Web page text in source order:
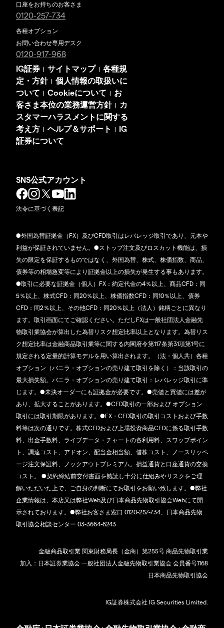
口座をお持ちのお客さま
0120-257-734
各種オプション
お問い合わせ専用デスク
0120-917-968
IG証券 | サイトマップ | 各種規
定・方針| 個人情報の取扱いに
ついて | Cookieについて | お
客さま本位の業務運営方針|
カ
スタマーハラスメントに関する
考え方 | ヘルプ＆サポート | IG
証券について
SNS公式アカウント
法令に基づく表記
●外国為替証拠金（FX）及びCFD取引はレバレッジ取引であり、元本や
利益が保証されていません。●ストップ注文及びロスカット機能は、損
失の限定を保証するものではなく、外国為替、株式、株価指数、商品、
債券等の相場急変等により証拠金以上の損失が発生する事もあります。
●取引に必要な証拠金（個人）FX：約定代金の4％以上、商品CFD：同
5％以上、株式CFD：同20％以上、株価指数CFD：同10％以上、債券
CFD：同2％以上、その他CFD：同20％以上（法人）銘柄ごとに異なり
ます。取引画面にてご確認ください。ただしFXは一般社団法人金融先
物取引業協会が算出した為替リスク想定比率以上となります。為替リス
ク想定比率は金融商品取引業等に関する内閣府令第117条第31項第1号に
規定される定量的計算モデルを用い算出されます。（法・個人共）各種
オプション（バニラ・オプションの売り建て取引を除く）：当該取引の
最大損失額。バニラ・オプションの売り建て取引：レバレッジ取引に準
じます。●未決オーダーにも証拠金が必要です。●売値と買値には差が
あり、拡大することがあります。●CFD取引の一部および オプション
取引には取引期限があります。●FX・CFD取引の取引コストおよび手数
料等は次の通りです。株式CFDおよび上場投資商品CFDに係る取引手数
料、出金手数料、ライブデータ・チャートの各利用料、スワップポイン
ト、調達コスト、アドオン、配当金相当額、借株コスト、ノースリッペ
ージ注文保証料、ノックアウトプレミアム。損益通貨と口座通貨の交換
コスト。 ●契約締結前交付書面を熟読し十分に仕組みやリスクをご理
解いただいた上で、ご自身の判断にてお取引をお願い致します。●弊社
企業情報は、本店又は弊社Web及び日本商品先物取引協会Webにて開
示されております。●弊社お客さま窓口 0120-257-734、日本商品先物
取引協会相談センター 03-3664-6243
金融商品取引業 関東財務局長（金商）第255号 商品先物取引業
加入：日本証券業協会 一般社団法人金融先物取引業協会 会員番号1168
日本商品先物取引協会
IG証券株式会社 IG Securities Limited.